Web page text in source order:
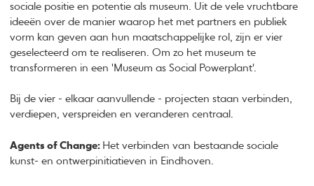
sociale positie en potentie als museum. Uit de vele vruchtbare
ideeën over de manier waarop het met partners en publiek
vorm kan geven aan hun maatschappelijke rol, zijn er vier
geselecteerd om te realiseren. Om zo het museum te
transformeren in een 'Museum as Social Powerplant'.
Bij de vier - elkaar aanvullende - projecten staan verbinden,
verdiepen, verspreiden en veranderen centraal.
Agents of Change: Het verbinden van bestaande sociale
kunst- en ontwerpinitiatieven in Eindhoven.